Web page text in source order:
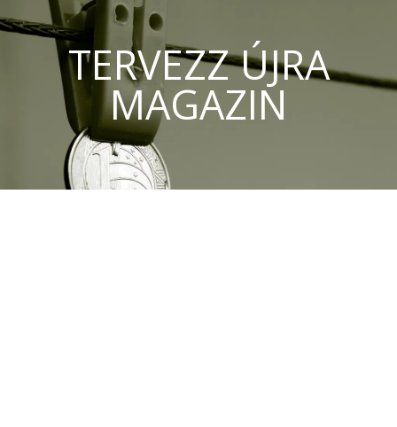
TERVEZZ ÚJRA
MAGAZIN